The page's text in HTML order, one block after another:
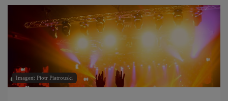
Imagen: Piotr Piatrouski